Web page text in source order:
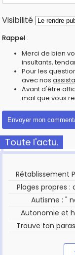
Visibilité
Rappel :
Merci de bien
insultants,
Pour les
avec nos
Avant d'être
mail que vous
Toute l'actu.
Rétablissement
Plages propres
Autisme : "
Autonomie et
Trouve ton